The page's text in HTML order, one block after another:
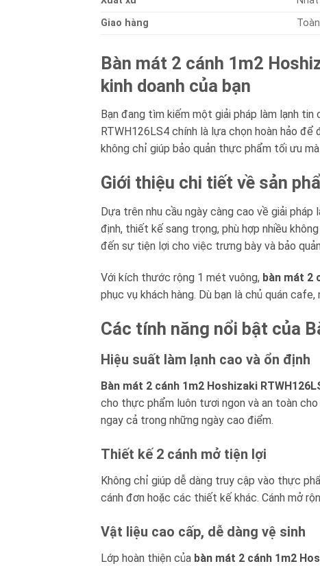
Giao hàng
Bàn mát 2 cánh 1m2
kinh doanh của bạn
Bạn đang tìm kiếm một giải pháp làm lạnh tin
RTWH126LS4 chính là lựa chọn hoàn hảo
không chỉ giúp bảo quản thực phẩm tối ưu
Giới thiệu chi tiết về sản
Dựa trên nhu cầu ngày càng cao về giải pháp
định, thiết kế sang trọng, phù hợp nhiều
đến sự tiện lợi cho việc trưng bày và bảo
Với kích thước rộng 1 mét vuông, bàn mát 2
phục vụ khách hàng. Dù bạn là chủ quán
Các tính năng nổi bật của
Hiệu suất làm lạnh cao và ổn định
Bàn mát 2 cánh 1m2 Hoshizaki
cho thực phẩm luôn tươi ngon và an toàn
ngay cả trong những ngày cao điểm.
Thiết kế 2 cánh mở tiện lợi
Không chỉ giúp dễ dàng truy cập vào thực
cánh đơn hoặc các thiết kế khác. Cánh mở
Vật liệu cao cấp, dễ dàng vệ sinh
Lớp hoàn thiện của bàn mát 2 cánh 1m2